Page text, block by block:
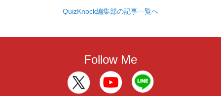
QuizKnock編集部の記事一覧へ
Follow Me